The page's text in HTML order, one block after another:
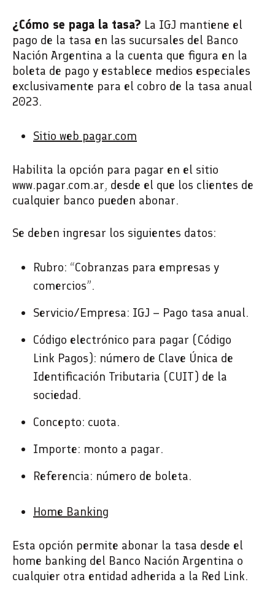
¿Cómo se paga la tasa? La IGJ mantiene el
pago de la tasa en las sucursales del Banco
Nación Argentina a la cuenta que figura en la
boleta de pago y establece medios especiales
exclusivamente para el cobro de la tasa anual
2023.
Sitio web pagar.com
Habilita la opción para pagar en el sitio
www.pagar.com.ar, desde el que los clientes de
cualquier banco pueden abonar.
Se deben ingresar los siguientes datos:
Rubro: “Cobranzas para empresas y
comercios”.
Servicio/Empresa: IGJ – Pago tasa anual.
Código electrónico para pagar (Código
Link Pagos): número de Clave Única de
Identificación Tributaria (CUIT) de la
sociedad.
Concepto: cuota.
Importe: monto a pagar.
Referencia: número de boleta.
Home Banking
Esta opción permite abonar la tasa desde el
home banking del Banco Nación Argentina o
cualquier otra entidad adherida a la Red Link.